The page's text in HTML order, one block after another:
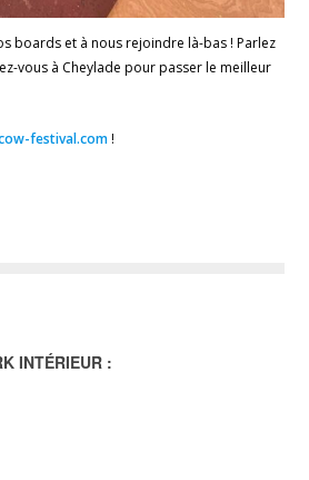
boards et à nous rejoindre là-bas ! Parlez
vous à Cheylade pour passer le meilleur
festival.com!
INTÉRIEUR :